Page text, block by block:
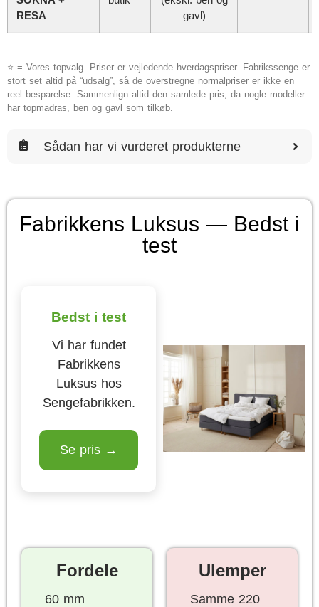
RESA
gavl)
⭐ = Vores topvalg. Priser er vejledende hverdagspriser. Fabrikssenge er
stort set altid på “udsalg”, så de overstregne normalpriser er ikke en
reel besparelse. Sammenlign altid den samlede pris, da nogle modeller
har topmadras, ben og gavl som tilkøb.
Sådan har vi vurderet produkterne
Fabrikkens Luksus — Bedst i
test
Bedst i test
Vi har fundet
Fabrikkens
Luksus hos
Sengefabrikken.
Se pris →
Fordele
60 mm
Ulemper
Samme 220